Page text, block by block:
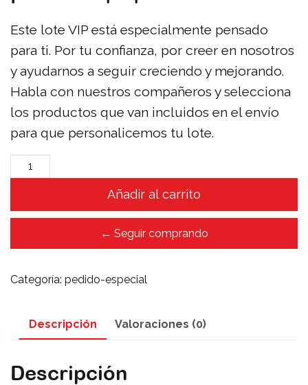
Este lote VIP está especialmente pensado
para ti. Por tu confianza, por creer en nosotros
y ayudarnos a seguir creciendo y mejorando.
Habla con nuestros compañeros y selecciona
los productos que van incluidos en el envío
para que personalicemos tu lote.
Solo
para
mejores
¡elabora
propio
cantidad
Añadir al carrito
← Seguir comprando
Categoría: pedido-especial
Descripción Valoraciones (0)
Descripción